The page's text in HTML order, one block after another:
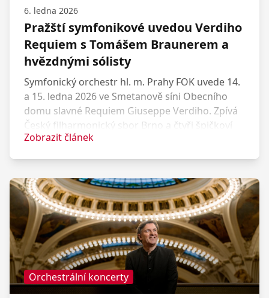
6. ledna 2026
Pražští symfonikové uvedou Verdiho
Requiem s Tomášem Braunerem a
hvězdnými sólisty
Symfonický orchestr hl. m. Prahy FOK uvede 14.
a 15. ledna 2026 ve Smetanově síni Obecního
domu slavné Requiem Giuseppe Verdiho. Zpívá
Český filharmonický sbor Brno a čtyři špičkoví
sólisté: Krassimira Stoyanova, Ester Pavlů, Pavel
Zobrazit článek
Orchestrální koncerty